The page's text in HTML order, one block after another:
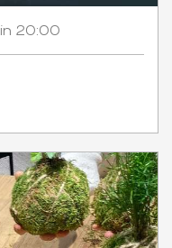
in 20:00